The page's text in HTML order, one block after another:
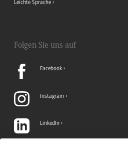
Leichte Sprache
Folgen Sie uns auf
Facebook
Instagram
LinkedIn